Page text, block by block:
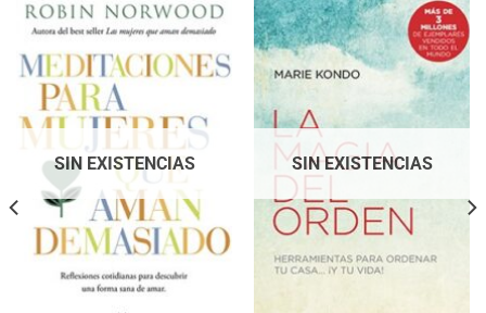
SIN EXISTENCIAS SIN EXISTENCIAS